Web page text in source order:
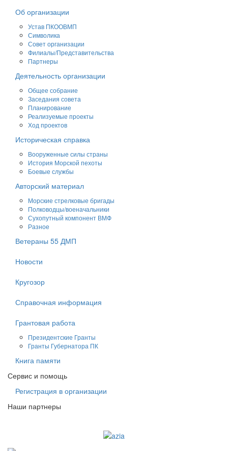
Об организации
Устав ПКООВМП
Символика
Совет организации
Филиалы/Представительства
Партнеры
Деятельность организации
Общее собрание
Заседания совета
Планирование
Реализуемые проекты
Ход проектов
Историческая справка
Вооруженные силы страны
История Морской пехоты
Боевые службы
Авторский материал
Морские стрелковые бригады
Полководцы/военачальники
Сухопутный компонент ВМФ
Разное
Ветераны 55 ДМП
Новости
Кругозор
Справочная информация
Грантовая работа
Президентские Гранты
Гранты Губернатора ПК
Книга памяти
Сервис и помощь
Регистрация в организации
Наши партнеры